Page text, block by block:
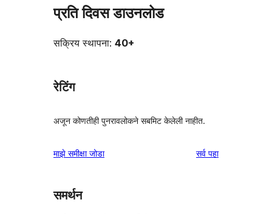
प्रति दिवस डाउनलोड
सक्रिय स्थापना: 40+
रेटिंग
अजून कोणतीही पुनरावलोकने सबमिट केलेली नाहीत.
माझे समीक्षा जोडा सर्वपुनरावलोकने
पहा
समर्थन